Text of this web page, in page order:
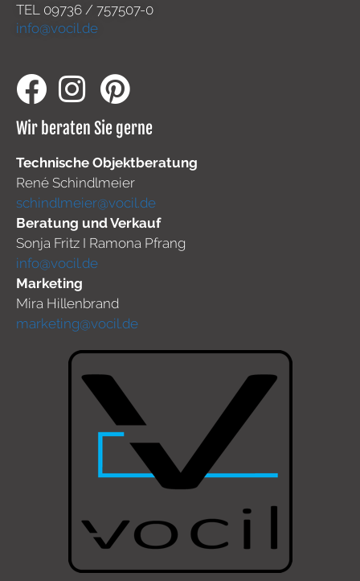
TEL 09736 / 757507-0
info@vocil.de
Wir beraten Sie gerne
Technische Objektberatung
René Schindlmeier
schindlmeier@vocil.de
Beratung und Verkauf
Sonja Fritz I Ramona Pfrang
info@vocil.de
Marketing
Mira Hillenbrand
marketing@vocil.de